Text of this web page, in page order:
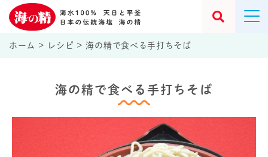
ホーム > レシピ >海の精で食べる手打ちそば
海の精で食べる手打ちそば